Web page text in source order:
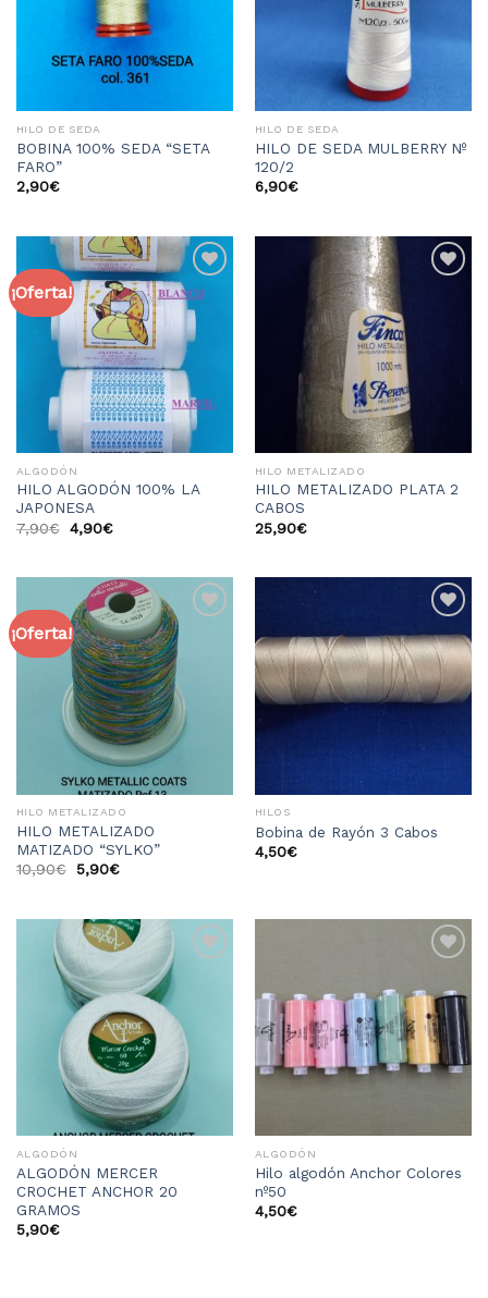
HILO DE SEDA
BOBINA 100% SEDA “SETA
FARO”
2,90€
HILO DE SEDA
HILO DE SEDA MULBERRY Nº
120/2
6,90€
¡Oferta!
Añadir
a la
lista
de
deseos
ALGODÓN
HILO ALGODÓN 100% LA
JAPONESA
7,90€ 4,90€
HILO METALIZADO
HILO METALIZADO PLATA 2
CABOS
25,90€
¡Oferta!
deseos
HILO METALIZADO
HILO METALIZADO
MATIZADO “SYLKO”
10,90€ 5,90€
Añadir
a la
lista
de
deseos
HILOS
Bobina de Rayón 3 Cabos
4,50€
deseos
ALGODÓN
ALGODÓN MERCER
CROCHET ANCHOR 20
GRAMOS
5,90€
a la
lista
de
deseos
ALGODÓN
Hilo algodón Anchor Colores
nº50
4,50€